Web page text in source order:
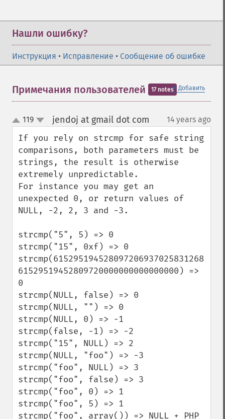
Нашли ошибку?
Инструкция • Исправление • Сообщение об ошибке
＋ Добавить
Примечания пользователей 17 notes
up
down
119 jendoj at gmail dot com 14 years ago
If you rely on strcmp for safe string
comparisons, both parameters must be
strings, the result is otherwise
extremely unpredictable.
For instance you may get an
unexpected 0, or return values of
NULL, -2, 2, 3 and -3.
strcmp("5", 5) => 0
strcmp("15", 0xf) => 0
strcmp(61529519452809720693702583126814,
61529519452809720000000000000000) =>
0
strcmp(NULL, false) => 0
strcmp(NULL, "") => 0
strcmp(NULL, 0) => -1
strcmp(false, -1) => -2
strcmp("15", NULL) => 2
strcmp(NULL, "foo") => -3
strcmp("foo", NULL) => 3
strcmp("foo", false) => 3
strcmp("foo", 0) => 1
strcmp("foo", 5) => 1
strcmp("foo", array()) => NULL + PHP